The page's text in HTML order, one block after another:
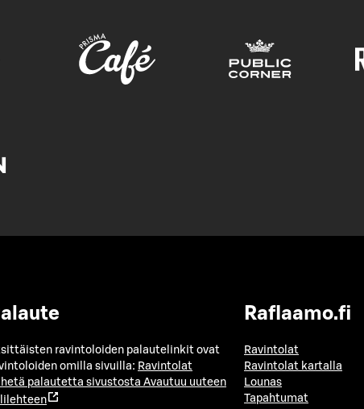
ravintoloiden palautelinkit ovat
omilla sivuilla: Ravintolat
palautetta sivustosta Avautuu uuteen
Raflaamo.fi
Ravintolat
Ravintolat kartalla
Lounas
Tapahtumat